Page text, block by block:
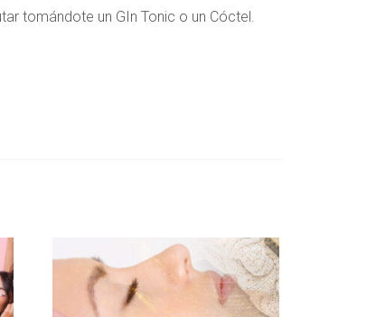
tomándote un GIn Tonic o un Cóctel.